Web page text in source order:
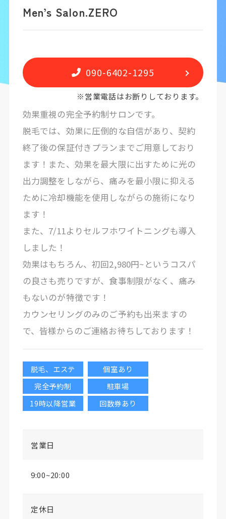
Men’s Salon.ZERO
090-6402-1295
※営業電話はお断りしております。
効果重視の完全予約制サロンです。
脱毛では、効果に圧倒的な自信があり、契約
終了後の保証付きプランまでご用意しており
ます！また、効果を最大限に出すために光の
出力調整をしながら、痛みを最小限に抑える
ために冷却機能を使用しながらの施術になり
ます！
また、7/11よりセルフホワイトニングも導入
しました！
効果はもちろん、初回2,980円~というコスパ
の良さも売りですが、食事制限がなく、痛み
もないのが特徴です！
カウンセリングのみのご予約も出来ますの
で、皆様からのご連絡お待ちしております！
脱毛、エステ
個室あり
完全予約制
駐車場
19時以降営業
回数券あり
営業日
9:00~20:00
定休日